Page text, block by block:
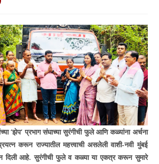
‘झेप‘प्रभाग संघाच्या सुरंगीची फुले आणि कळ्यांना अर्चना
करून राज्यातील महत्त्वाची असलेली वाशी-नवी मुंबई
दिली आहे. सुरंगीची फुलेव कळ्या या एकत्र करून सुमारे